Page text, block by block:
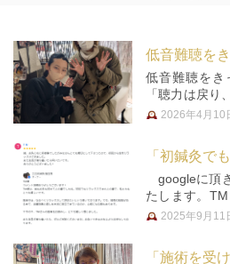
低音難聴をき
「聴力は戻り
る」方が推薦
い言葉をあり
2026年4月10
googleに頂
たします。TM
ございました
2025年9月11